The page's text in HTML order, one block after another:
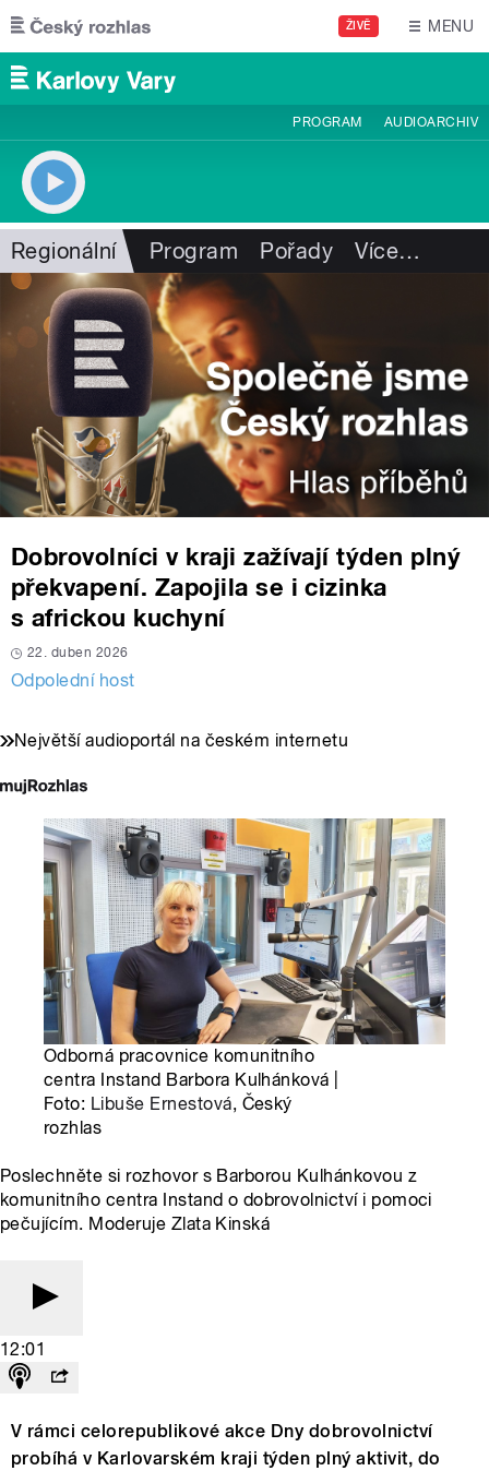
Přejít k hlavnímu obsahu
ŽIVĚ MENU
PROGRAM AUDIOARCHIV
Regionální Program Pořady Více…
Dobrovolníci v kraji zažívají týden plný
překvapení. Zapojila se i cizinka
s africkou kuchyní
22. duben 2026
Odpolední host
Největší audioportál na českém internetu
Odborná pracovnice komunitního
centra Instand Barbora Kulhánková |
Foto: Libuše Ernestová, Český
rozhlas
Poslechněte si rozhovor s Barborou Kulhánkovou z
komunitního centra Instand o dobrovolnictví i pomoci
pečujícím. Moderuje Zlata Kinská
12:01
V rámci celorepublikové akce Dny dobrovolnictví
probíhá v Karlovarském kraji týden plný aktivit, do